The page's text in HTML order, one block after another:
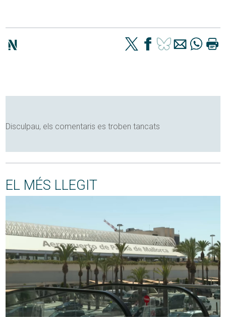
Disculpau, els comentaris es troben tancats
EL MÉS LLEGIT